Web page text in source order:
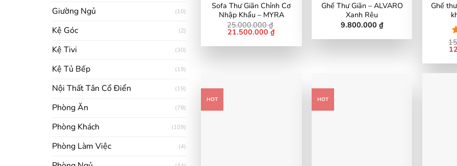
Giường Ngủ (10)
Kệ Góc (2)
Kệ Tivi (30)
Kệ Tủ Bếp (19)
Nội Thất Tân Cổ Điển (19)
Phòng Ăn (78)
Phòng Khách (109)
Phòng Làm Việc (4)
Sofa Thư Giãn Chỉnh Cơ
Nhập Khẩu – MYRA
25.000.000₫
Giá
là:
21.500.000₫
tại
Ghế Thư Giãn – ALVARO
Xanh Rêu
9.800.000 ₫
Ghế
là:
HOT HOT